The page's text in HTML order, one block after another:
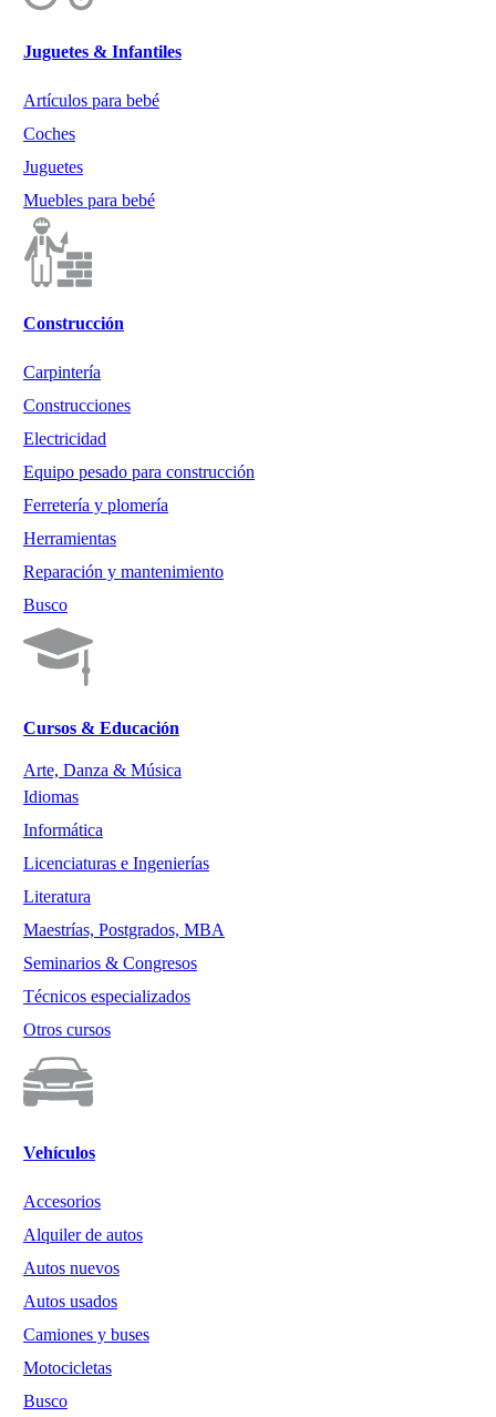
Juguetes & Infantiles
Artículos para bebé
Coches
Juguetes
Muebles para bebé
Construcción
Carpintería
Construcciones
Electricidad
Equipo pesado para construcción
Ferretería y plomería
Herramientas
Reparación y mantenimiento
Busco
Cursos & Educación
Arte, Danza & Música
Idiomas
Informática
Licenciaturas e Ingenierías
Literatura
Maestrías, Postgrados, MBA
Seminarios & Congresos
Técnicos especializados
Otros cursos
Vehículos
Accesorios
Alquiler de autos
Autos nuevos
Autos usados
Camiones y buses
Motocicletas
Busco